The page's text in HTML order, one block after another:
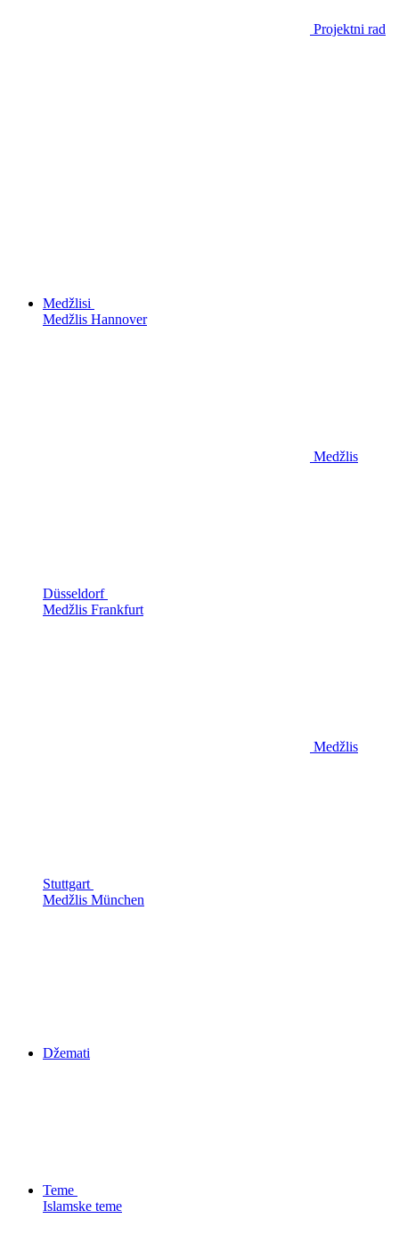
Projektni rad
Medžlisi
Medžlis Hannover
Medžlis
Düsseldorf
Medžlis Frankfurt
Medžlis
Stuttgart
Medžlis München
Džemati
Teme
Islamske teme